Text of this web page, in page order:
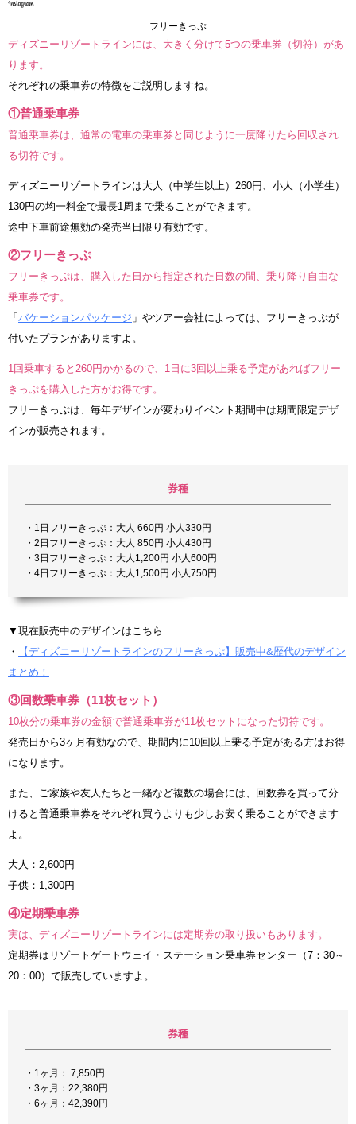
フリーきっぷ
ディズニーリゾートラインには、大きく分けて5つの乗車券（切符）があ
ります。
それぞれの乗車券の特徴をご説明しますね。
①普通乗車券
普通乗車券は、通常の電車の乗車券と同じように一度降りたら回収され
る切符です。
ディズニーリゾートラインは大人（中学生以上）260円、小人（小学生）
130円の均一料金で最長1周まで乗ることができます。
途中下車前途無効の発売当日限り有効です。
②フリーきっぷ
フリーきっぷは、購入した日から指定された日数の間、乗り降り自由な
乗車券です。
「 バケーションパッケージ 」やツアー会社によっては、フリーきっぷが
付いたプランがありますよ。
1回乗車すると260円かかるので、1日に3回以上乗る予定があればフリー
きっぷを購入した方がお得です。
フリーきっぷは、毎年デザインが変わりイベント期間中は期間限定デザ
インが販売されます。
券種
・1日フリーきっぷ：大人 660円 小人330円
・2日フリーきっぷ：大人 850円 小人430円
・3日フリーきっぷ：大人1,200円 小人600円
・4日フリーきっぷ：大人1,500円 小人750円
▼現在販売中のデザインはこちら
・
【ディズニーリゾートラインのフリーきっぷ】販売中&歴代のデザイン
まとめ！
③回数乗車券（11枚セット）
10枚分の乗車券の金額で普通乗車券が11枚セットになった切符です。
発売日から3ヶ月有効なので、期間内に10回以上乗る予定がある方はお得
になります。
また、ご家族や友人たちと一緒など複数の場合には、回数券を買って分
けると普通乗車券をそれぞれ買うよりも少しお安く乗ることができます
よ。
大人：2,600円
子供：1,300円
④定期乗車券
実は、ディズニーリゾートラインには定期券の取り扱いもあります。
定期券はリゾートゲートウェイ・ステーション乗車券センター（7：30～
20：00）で販売していますよ。
券種
・1ヶ月： 7,850円
・3ヶ月：22,380円
・6ヶ月：42,390円